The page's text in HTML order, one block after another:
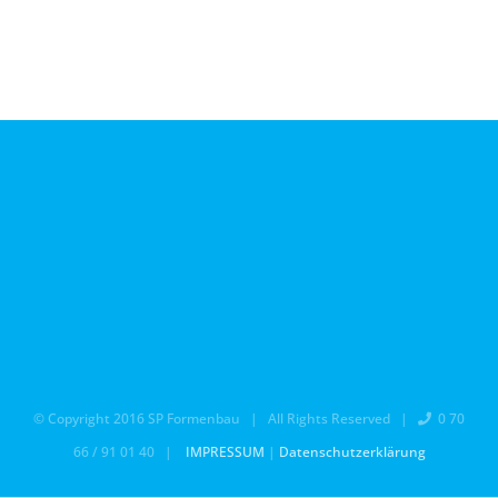
© Copyright 2016 SP Formenbau | All Rights Reserved |
0 70
66 / 91 01 40 | IMPRESSUM | Datenschutzerklärung